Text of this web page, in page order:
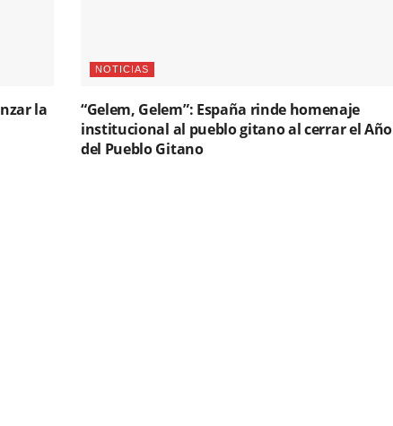
la
NOTICIAS
“Gelem, Gelem”: España rinde homenaje
institucional al pueblo gitano al cerrar el Año
del Pueblo Gitano